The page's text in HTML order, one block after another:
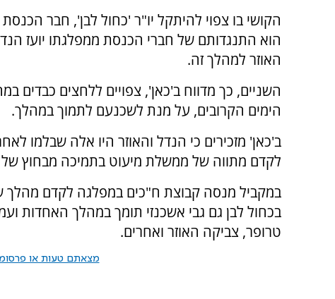
הקושי בו צפוי להיתקל יו"ר 'כחול לבן', חבר הכנסת
הוא התנגדותם של חברי הכנסת ממפלגתו יועז
האוזר למהלך זה.
השניים, כך מדווח ב'כאן', צפויים ללחצים כבדים
הימים הקרובים, על מנת לשכנעם לתמוך במהלך.
ב'כאן' מזכירים כי הנדל והאוזר היו אלה שבלמו
לקדם מתווה של ממשלת מיעוט בתמיכה מבחוץ
במקביל מנסה קבוצת ח"כים במפלגה לקדם מהלך
בכחול לבן גם גבי אשכנזי תומך במהלך האחדות
טרופר, צביקה האוזר ואחרים.
מצאתם טעות או